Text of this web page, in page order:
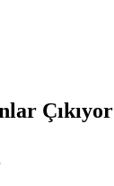
Çıkıyor